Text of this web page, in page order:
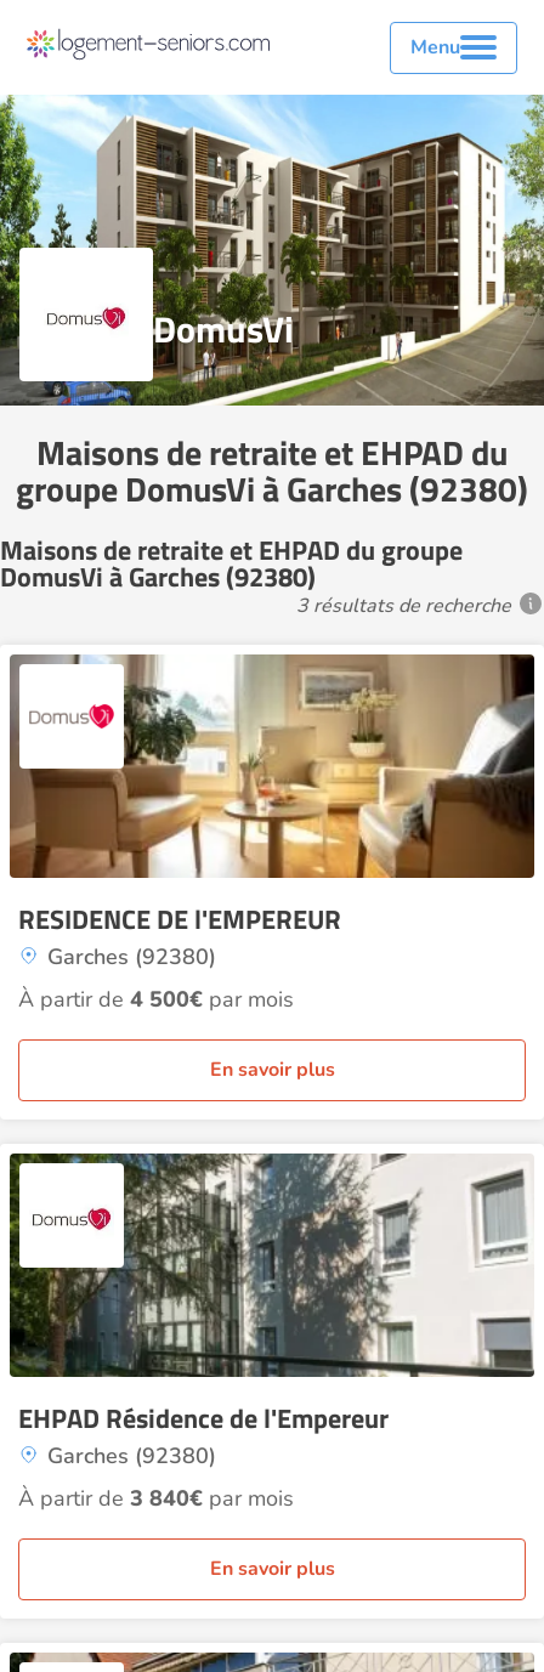
Menu
DomusVi
Maisons de retraite et EHPAD du
groupe DomusVi à Garches (92380)
Maisons de retraite et EHPAD du groupe
DomusVi à Garches (92380)
3 résultats de recherche
RESIDENCE DE l'EMPEREUR
Garches (92380)
À partir de 4 500€ par mois
En savoir plus
EHPAD Résidence de l'Empereur
Garches (92380)
À partir de 3 840€ par mois
En savoir plus